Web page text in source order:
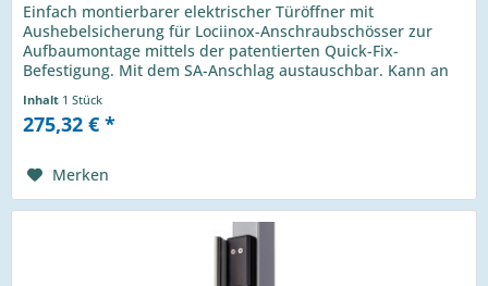
Einfach montierbarer elektrischer Türöffner mit
Aushebelsicherung für Lociinox-Anschraubschösser zur
Aufbaumontage mittels der patentierten Quick-Fix-
Befestigung. Mit dem SA-Anschlag austauschbar. Kann an
Inhalt 1 Stück
275,32 € *
Merken